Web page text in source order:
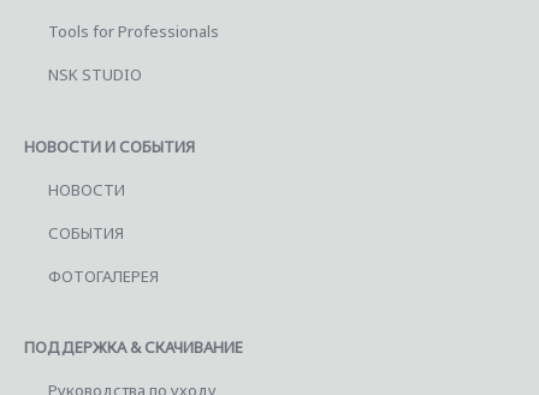
Tools for Professionals
NSK STUDIO
НОВОСТИ И СОБЫТИЯ
НОВОСТИ
СОБЫТИЯ
ФОТОГАЛЕРЕЯ
ПОДДЕРЖКА & СКАЧИВАНИЕ
Руководства по уходу